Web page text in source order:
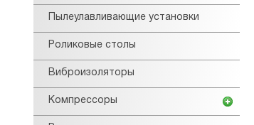
Пылеулавливающие установки
Роликовые столы
Виброизоляторы
Компрессоры